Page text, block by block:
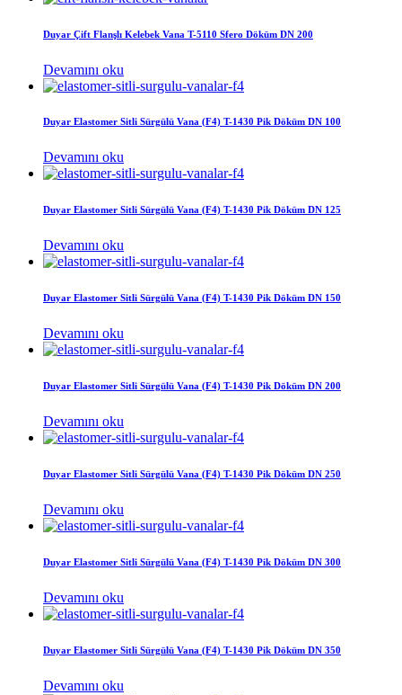
Duyar Çift Flanşlı Kelebek Vana T-5110 Sfero Döküm DN 200
Devamını oku
Duyar Elastomer Sitli Sürgülü Vana (F4) T-1430 Pik Döküm DN 100
Devamını oku
Duyar Elastomer Sitli Sürgülü Vana (F4) T-1430 Pik Döküm DN 125
Devamını oku
Duyar Elastomer Sitli Sürgülü Vana (F4) T-1430 Pik Döküm DN 150
Devamını oku
Duyar Elastomer Sitli Sürgülü Vana (F4) T-1430 Pik Döküm DN 200
Devamını oku
Duyar Elastomer Sitli Sürgülü Vana (F4) T-1430 Pik Döküm DN 250
Devamını oku
Duyar Elastomer Sitli Sürgülü Vana (F4) T-1430 Pik Döküm DN 300
Devamını oku
Duyar Elastomer Sitli Sürgülü Vana (F4) T-1430 Pik Döküm DN 350
Devamını oku